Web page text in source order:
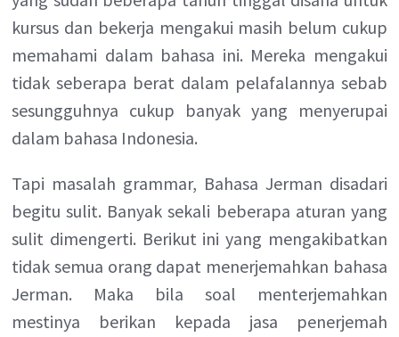
kursus dan bekerja mengakui masih belum cukup
memahami dalam bahasa ini. Mereka mengakui
tidak seberapa berat dalam pelafalannya sebab
sesungguhnya cukup banyak yang menyerupai
dalam bahasa Indonesia.
Tapi masalah grammar, Bahasa Jerman disadari
begitu sulit. Banyak sekali beberapa aturan yang
sulit dimengerti. Berikut ini yang mengakibatkan
tidak semua orang dapat menerjemahkan bahasa
Jerman. Maka bila soal menterjemahkan
mestinya berikan kepada jasa penerjemah